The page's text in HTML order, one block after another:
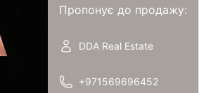
Пропонує до продажу:
DDA Real Estate
+971569696452